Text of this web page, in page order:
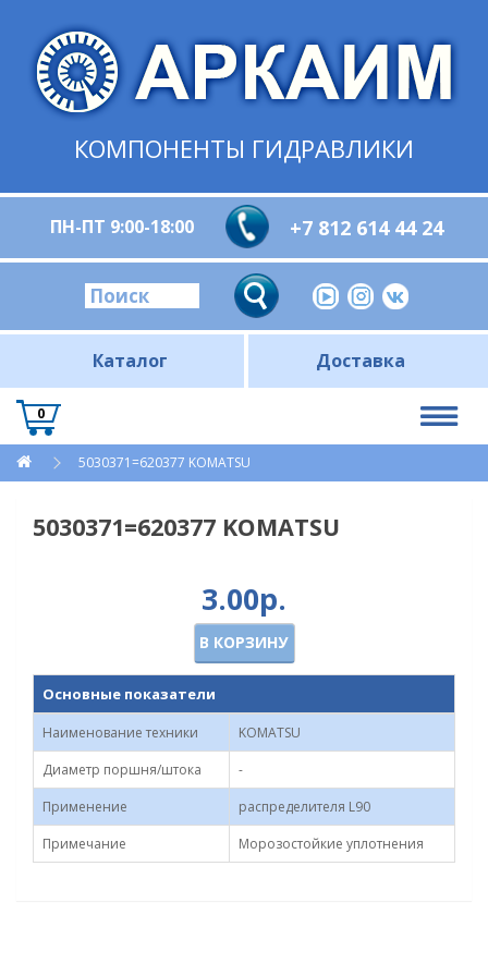
КОМПОНЕНТЫ ГИДРАВЛИКИ
ПН-ПТ 9:00-18:00 +7 812 614 44 24
Каталог Доставка
0
5030371=620377 KOMATSU
5030371=620377 KOMATSU
3.00р.
В КОРЗИНУ
Основные показатели
Наименование техники
KOMATSU
Диаметр поршня/штока
-
Применение
распределителя L90
Примечание
Морозостойкие уплотнения